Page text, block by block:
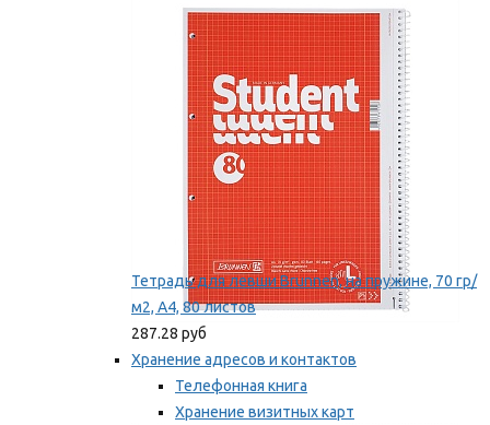
Точилки для левшей
Мы рекомендуем
Тетрадь для левши Brunnen, на пружине, 70 гр/
м2, А4, 80 листов
287.28 руб
Хранение адресов и контактов
Телефонная книга
Хранение визитных карт